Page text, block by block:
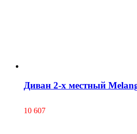
Диван 2-х местный
10 607